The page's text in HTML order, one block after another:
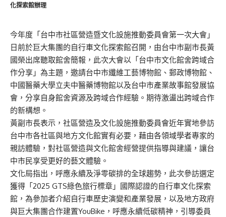
化探索館辦理
今年度「台中市社區營造暨文化設施推動委員會第一次大會」
日前於巨大集團的自行車文化探索館召開，由台中市副市長黃
國榮出席聽取館舍簡報，此次大會以「台中市文化館舍跨域合
作分享」為主題，邀請台中市纖維工藝博物館、郵政博物館、
中國醫藥大學立夫中醫藥博物館以及台中市產業故事館發展協
會，分享自身館舍資源及跨域合作經驗。期待激盪出跨域合作
的新構想。
黃副市長表示，社區營造及文化設施推動委員會近年實地參訪
台中市各社區與地方文化館實有必要，藉由各領域學者專家的
親訪體驗，對社區營造與文化館舍經營提供指導與建議，讓台
中市民享受更好的藝文體驗。
文化局指出，呼應永續及淨零碳排的全球趨勢，此次參訪選定
獲得「2025 GTS綠色旅行標章」國際認證的自行車文化探索
館，為參加者介紹自行車歷史演變和產業發展，以及地方政府
與巨大集團合作建置YouBike，呼應永續低碳精神，引導委員